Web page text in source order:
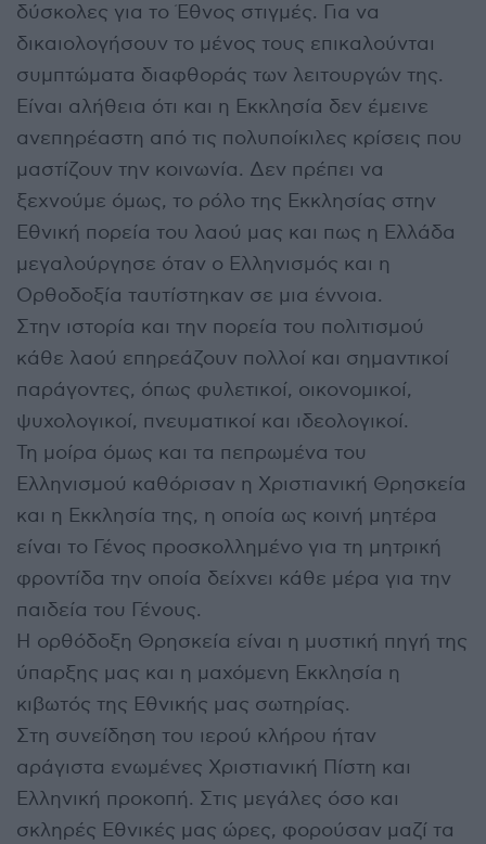
δύσκολες για το Έθνος στιγμές. Για να
δικαιολογήσουν το μένος τους επικαλούνται
συμπτώματα διαφθοράς των λειτουργών της.
Είναι αλήθεια ότι και η Εκκλησία δεν έμεινε
ανεπηρέαστη από τις πολυποίκιλες κρίσεις που
μαστίζουν την κοινωνία. Δεν πρέπει να
ξεχνούμε όμως, το ρόλο της Εκκλησίας στην
Εθνική πορεία του λαού μας και πως η Ελλάδα
μεγαλούργησε όταν ο Ελληνισμός και η
Ορθοδοξία ταυτίστηκαν σε μια έννοια.
Στην ιστορία και την πορεία του πολιτισμού
κάθε λαού επηρεάζουν πολλοί και σημαντικοί
παράγοντες, όπως φυλετικοί, οικονομικοί,
ψυχολογικοί, πνευματικοί και ιδεολογικοί.
Τη μοίρα όμως και τα πεπρωμένα του
Ελληνισμού καθόρισαν η Χριστιανική Θρησκεία
και η Εκκλησία της, η οποία ως κοινή μητέρα
είναι το Γένος προσκολλημένο για τη μητρική
φροντίδα την οποία δείχνει κάθε μέρα για την
παιδεία του Γένους.
Η ορθόδοξη Θρησκεία είναι η μυστική πηγή της
ύπαρξης μας και η μαχόμενη Εκκλησία η
κιβωτός της Εθνικής μας σωτηρίας.
Στη συνείδηση του ιερού κλήρου ήταν
αράγιστα ενωμένες Χριστιανική Πίστη και
Ελληνική προκοπή. Στις μεγάλες όσο και
σκληρές Εθνικές μας ώρες, φορούσαν μαζί τα